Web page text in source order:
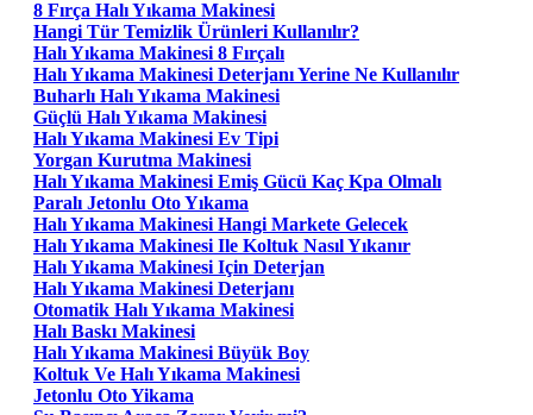
8 Fırça Halı Yıkama Makinesi
Hangi Tür Temizlik Ürünleri Kullanılır?
Halı Yıkama Makinesi 8 Fırçalı
Halı Yıkama Makinesi Deterjanı Yerine Ne Kullanılır
Buharlı Halı Yıkama Makinesi
Güçlü Halı Yıkama Makinesi
Halı Yıkama Makinesi Ev Tipi
Yorgan Kurutma Makinesi
Halı Yıkama Makinesi Emiş Gücü Kaç Kpa Olmalı
Paralı Jetonlu Oto Yıkama
Halı Yıkama Makinesi Hangi Markete Gelecek
Halı Yıkama Makinesi Ile Koltuk Nasıl Yıkanır
Halı Yıkama Makinesi Için Deterjan
Halı Yıkama Makinesi Deterjanı
Otomatik Halı Yıkama Makinesi
Halı Baskı Makinesi
Halı Yıkama Makinesi Büyük Boy
Koltuk Ve Halı Yıkama Makinesi
Jetonlu Oto Yikama